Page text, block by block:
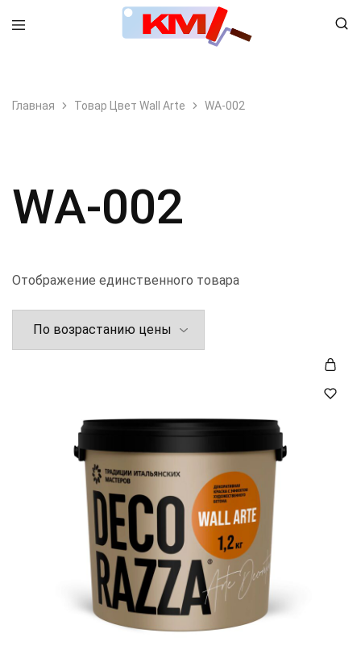
8 (495) 798-99-78
Главная Товар Цвет Wall Arte WA-002
WA-002
Отображение единственного товара